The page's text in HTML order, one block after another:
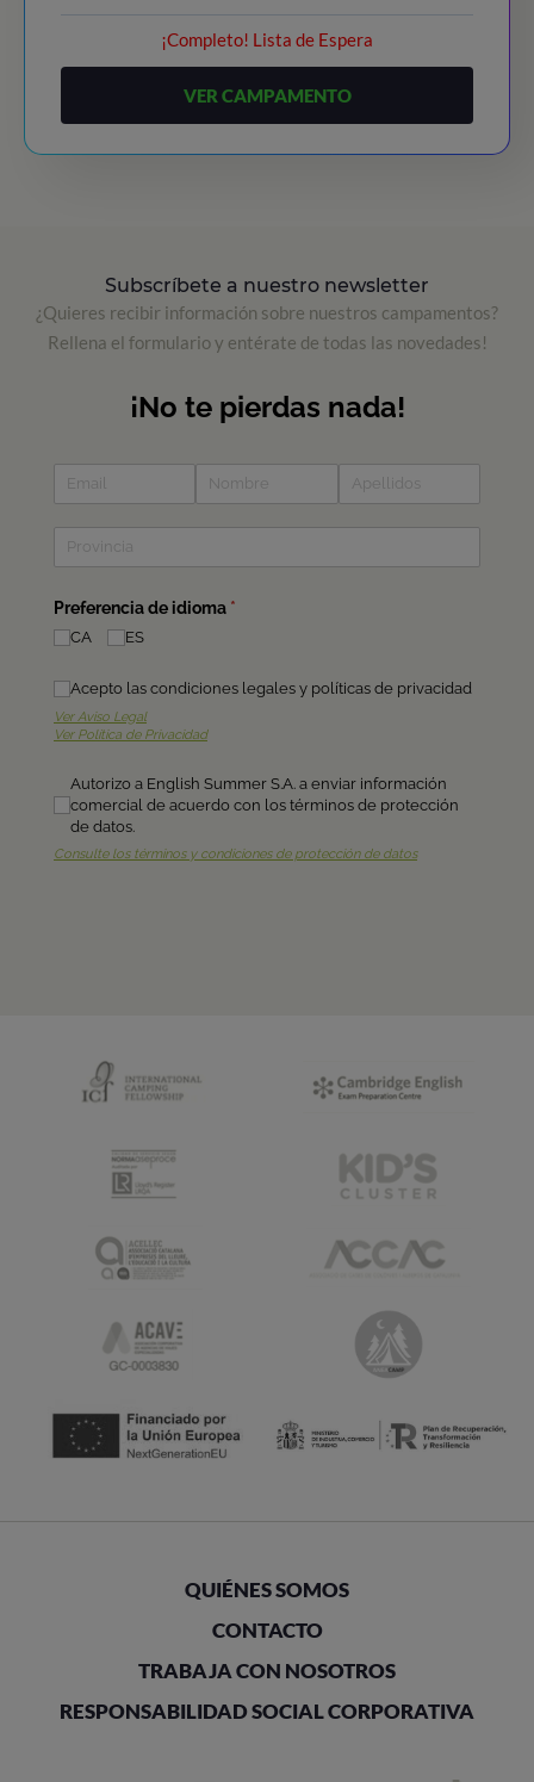
¡Completo! Lista de Espera
VER CAMPAMENTO
Subscríbete a nuestro newsletter
¿Quieres recibir información sobre nuestros campamentos?
Rellena el formulario y entérate de todas las novedades!
QUIÉNES SOMOS
CONTACTO
TRABAJA CON NOSOTROS
RESPONSABILIDAD SOCIAL CORPORATIVA